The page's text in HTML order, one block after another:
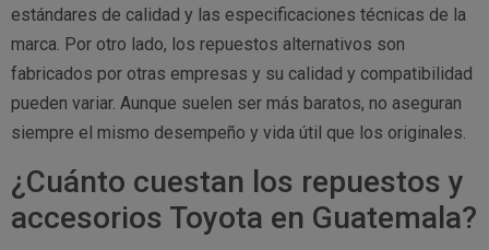
estándares de calidad y las especificaciones técnicas de la
marca. Por otro lado, los repuestos alternativos son
fabricados por otras empresas y su calidad y compatibilidad
pueden variar. Aunque suelen ser más baratos, no aseguran
siempre el mismo desempeño y vida útil que los originales.
¿Cuánto cuestan los repuestos y
accesorios Toyota en Guatemala?